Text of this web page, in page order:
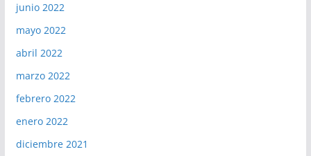
junio 2022
mayo 2022
abril 2022
marzo 2022
febrero 2022
enero 2022
diciembre 2021